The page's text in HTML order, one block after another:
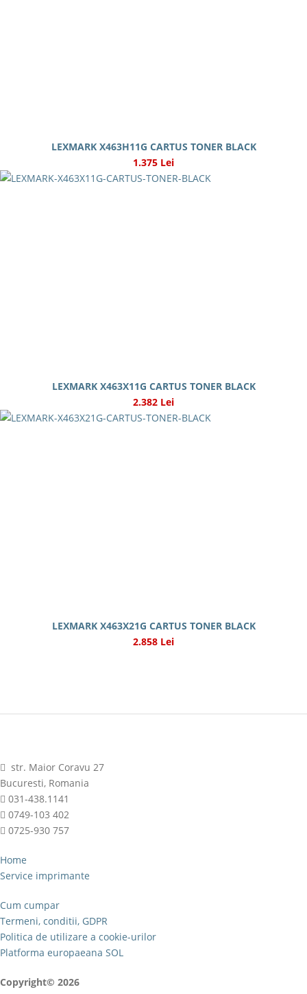
LEXMARK X463H11G CARTUS TONER BLACK
1.375 Lei
LEXMARK X463X11G CARTUS TONER BLACK
2.382 Lei
LEXMARK X463X21G CARTUS TONER BLACK
2.858 Lei
str. Maior Coravu 27
Bucuresti, Romania
031-438.1141
0749-103 402
0725-930 757
Home
Service imprimante
Cum cumpar
Termeni, conditii, GDPR
Politica de utilizare a cookie-urilor
Platforma europaeana SOL
Copyright© 2026